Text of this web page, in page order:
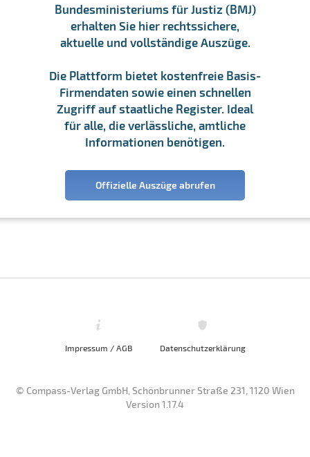
Bundesministeriums für Justiz (BMJ)
erhalten Sie hier rechtssichere,
aktuelle und vollständige Auszüge.
Die Plattform bietet kostenfreie Basis-
Firmendaten sowie einen schnellen
Zugriff auf staatliche Register. Ideal
für alle, die verlässliche, amtliche
Informationen benötigen.
Offizielle Auszüge abrufen
Impressum / AGB Datenschutzerklärung
© Compass-Verlag GmbH, Schönbrunner Straße 231, 1120 Wien
Version 1.17.4